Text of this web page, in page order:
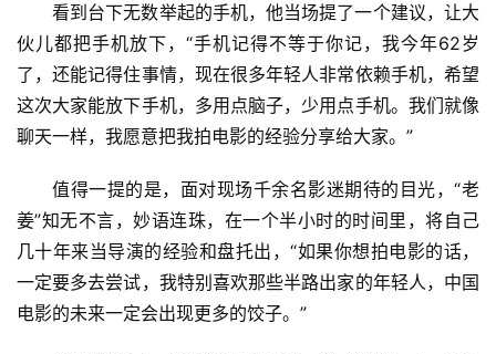
页
资
讯
看到台下无数举起的手机，他当场提了一个建议，让大
伙儿都把手机放下，“手机记得不等于你记，我今年62岁
了，还能记得住事情，现在很多年轻人非常依赖手机，希望
这次大家能放下手机，多用点脑子，少用点手机。我们就像
聊天一样，我愿意把我拍电影的经验分享给大家。”
值得一提的是，面对现场千余名影迷期待的目光，“老
姜”知无不言，妙语连珠，在一个半小时的时间里，将自己
几十年来当导演的经验和盘托出，“如果你想拍电影的话，
一定要多去尝试，我特别喜欢那些半路出家的年轻人，中国
电影的未来一定会出现更多的饺子。”